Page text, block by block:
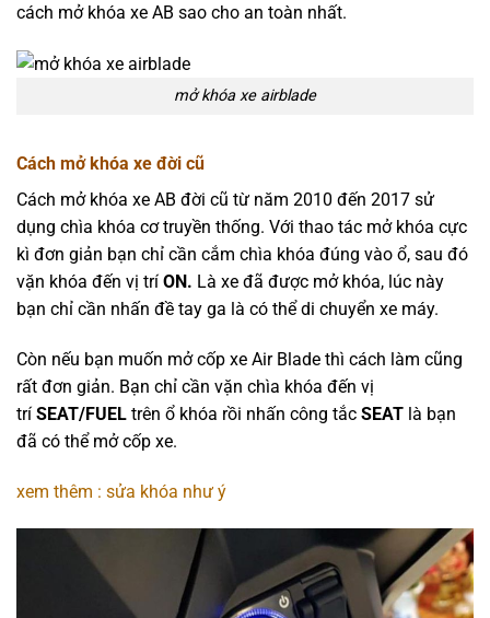
cách mở khóa xe AB sao cho an toàn nhất.
mở khóa xe airblade
Cách mở khóa xe đời cũ
Cách mở khóa xe AB đời cũ từ năm 2010 đến 2017 sử
dụng chìa khóa cơ truyền thống. Với thao tác mở khóa cực
kì đơn giản bạn chỉ cần cắm chìa khóa đúng vào ổ, sau đó
vặn khóa đến vị trí ON. Là xe đã được mở khóa, lúc này
bạn chỉ cần nhấn đề tay ga là có thể di chuyển xe máy.
Còn nếu bạn muốn mở cốp xe Air Blade thì cách làm cũng
rất đơn giản. Bạn chỉ cần vặn chìa khóa đến vị
trí SEAT/FUEL trên ổ khóa rồi nhấn công tắc SEAT là bạn
đã có thể mở cốp xe.
xem thêm : sửa khóa như ý